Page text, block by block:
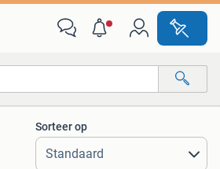
Alle afstanden…
Sorteer op